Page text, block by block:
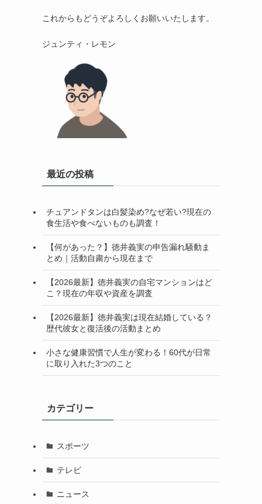
これからもどうぞよろしくお願いいたします。
最近の投稿
チュアンドタンは白髪染め?なぜ若い?現在の
食生活や食べないものも調査！
【何があった？】徳井義実の申告漏れ騒動ま
とめ｜活動自粛から現在まで
【2026最新】徳井義実の自宅マンションはど
こ？現在の年収や資産を調査
【2026最新】徳井義実は現在結婚している？
歴代彼女と復活後の活動まとめ
小さな健康習慣で人生が変わる！60代が日常
に取り入れた3つのこと
カテゴリー
スポーツ
テレビ
ニュース